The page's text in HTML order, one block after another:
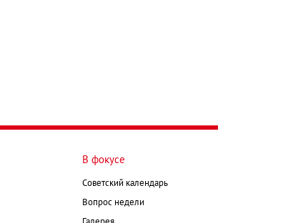
В фокусе
Советский календарь
Вопрос недели